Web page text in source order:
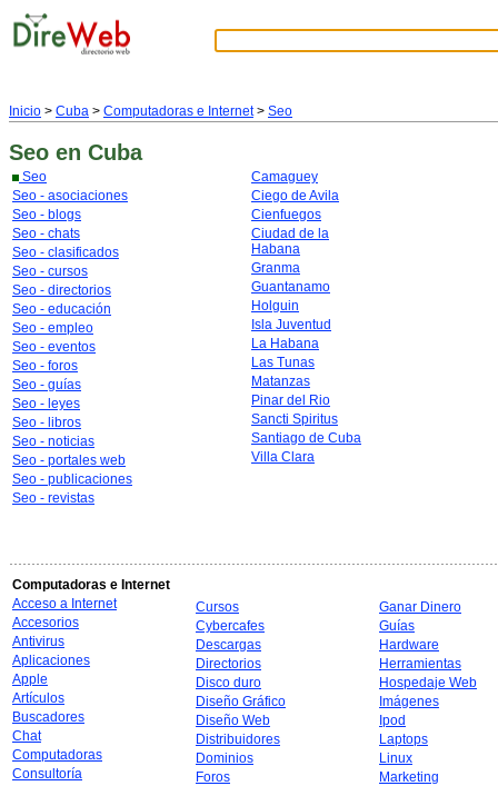
Inicio > Cuba > Computadoras e Internet> Seo
Seo en Cuba
Seo
Seo - asociaciones
Seo - blogs
Seo - chats
Seo - clasificados
Seo - cursos
Seo - directorios
Seo - educación
Seo - empleo
Seo - eventos
Seo - foros
Seo - guías
Seo - leyes
Seo - libros
Seo - noticias
Seo - portales web
Seo - publicaciones
Seo - revistas
Camaguey
Ciego de Avila
Cienfuegos
Ciudad de la
Habana
Granma
Guantanamo
Holguin
Isla Juventud
La Habana
Las Tunas
Matanzas
Pinar del Rio
Sancti Spiritus
Santiago de Cuba
Villa Clara
Computadoras e Internet
Acceso a Internet
Accesorios
Antivirus
Aplicaciones
Apple
Artículos
Buscadores
Chat
Computadoras
Consultoría
Cursos
Cybercafes
Descargas
Directorios
Disco duro
Diseño Gráfico
Diseño Web
Distribuidores
Dominios
Foros
Ganar Dinero
Guías
Hardware
Herramientas
Hospedaje Web
Imágenes
Ipod
Laptops
Linux
Marketing